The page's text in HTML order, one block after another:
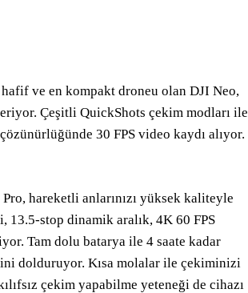
ve en kompakt droneu olan DJI Neo,
Çeşitli QuickShots çekim modları ile
30 FPS video kaydı alıyor.
hareketli anlarınızı yüksek kaliteyle
13.5-stop dinamik aralık, 4K 60 FPS
Tam dolu batarya ile 4 saate kadar
dolduruyor. Kısa molalar ile çekiminizi
çekim yapabilme yeteneği de cihazı